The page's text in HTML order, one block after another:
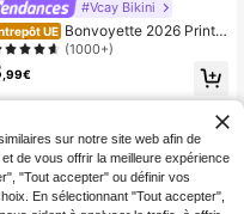
#Vcay Bikini
UE Bonvoyette 2026 Printe
Été Maillot de bain bikini deux
sexy rouge pour femmes, tis
spécial vacances, bretelles spag
col licou, string
(1000+)
,99€
sur notre site web afin de
de vous offrir la meilleure expérience
"Tout accepter" ou définir vos
En sélectionnant "Tout accepter",